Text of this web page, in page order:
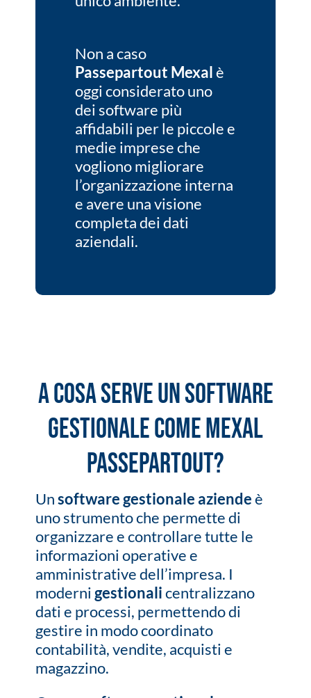
Non a caso
Passepartout Mexalè
oggi considerato uno
dei software più
affidabili per le piccole e
medie imprese che
vogliono migliorare
l’organizzazione interna
e avere una visione
completa dei dati
aziendali.
A cosa serve un software
gestionale come Mexal
Passepartout?
Unsoftware gestionale aziendeè
uno strumento che permette di
organizzare e controllare tutte le
informazioni operative e
amministrative dell’impresa. I
moderni gestionalicentralizzano
dati e processi, permettendo di
gestire in modo coordinato
contabilità, vendite, acquisti e
magazzino.